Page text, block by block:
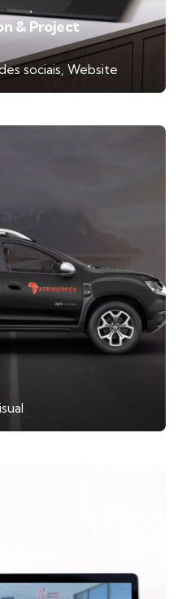
& Project
sociais Website